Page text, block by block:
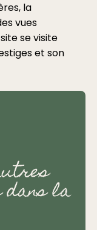
la
vues
se visite
et son
la